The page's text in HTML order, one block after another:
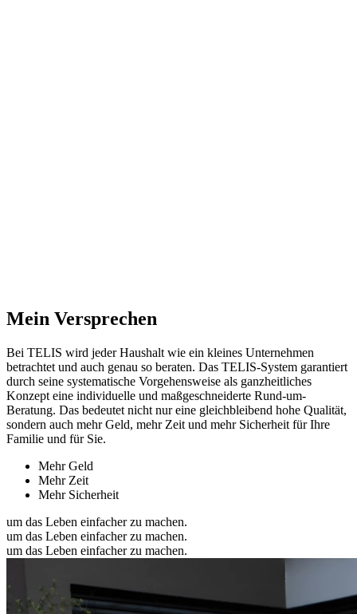
Mein Versprechen
Bei TELIS wird jeder Haushalt wie ein kleines Unternehmen
betrachtet und auch genau so beraten. Das TELIS-System garantiert
durch seine systematische Vorgehensweise als ganzheitliches
Konzept eine individuelle und maßgeschneiderte Rund-um-
Beratung. Das bedeutet nicht nur eine gleichbleibend hohe Qualität,
sondern auch mehr Geld, mehr Zeit und mehr Sicherheit für Ihre
Familie und für Sie.
Mehr Geld
Mehr Zeit
Mehr Sicherheit
um das Leben einfacher zu machen.
um das Leben einfacher zu machen.
um das Leben einfacher zu machen.